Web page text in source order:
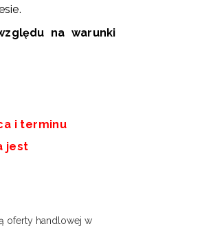
na warunki
i terminu
jest
oferty handlowej w